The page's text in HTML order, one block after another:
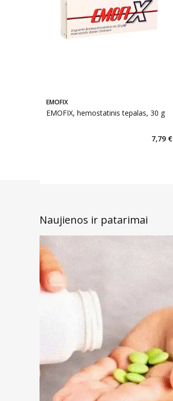
EMOFIX
EMOFIX, hemostatinis tepalas, 30 g
7,79 €
Naujienos ir patarimai